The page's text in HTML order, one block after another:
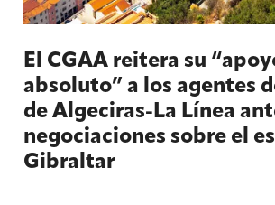
El CGAA reitera su
absoluto” a los agentes
de Algeciras-La Línea
negociaciones sobre el
Gibraltar